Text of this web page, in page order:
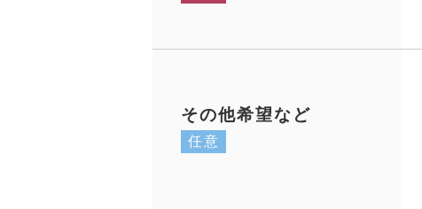
その他希望など
任意